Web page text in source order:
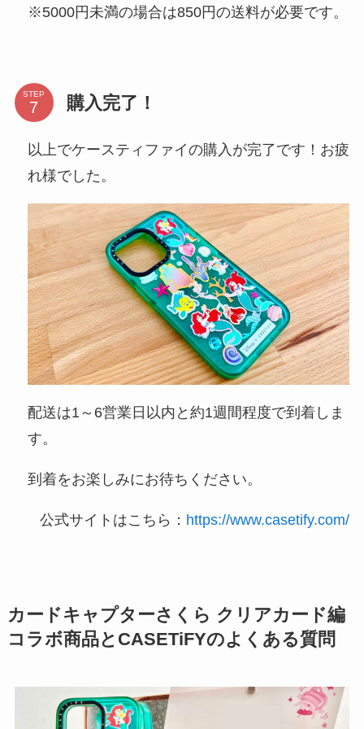
※5000円未満の場合は850円の送料が必要です。
STEP 購入完了！
以上でケースティファイの購入が完了です！お疲
れ様でした。
配送は1～6営業日以内と約1週間程度で到着しま
す。
到着をお楽しみにお待ちください。
公式サイトはこちら： https://www.casetify.com/
カードキャプターさくら クリアカード編
コラボ商品とCASETiFYのよくある質問